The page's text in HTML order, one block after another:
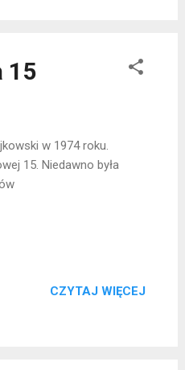
15
w 1974 roku.
15. Niedawno była
CZYTAJ WIĘCEJ